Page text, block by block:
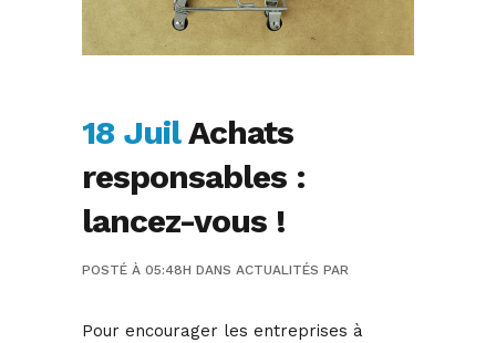
18 JuilAchats
responsables :
lancez-vous !
POSTÉ À 05:48H DANS ACTUALITÉS PAR
Pour encourager les entreprises à